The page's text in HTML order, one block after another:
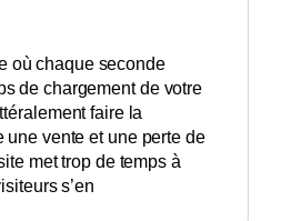
où chaque seconde
de chargement de votre
faire la
une vente et une perte de
met trop de temps à
s’en